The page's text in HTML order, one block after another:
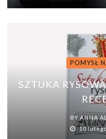
POMYSŁ
SZTUKA
BY ANNA
10